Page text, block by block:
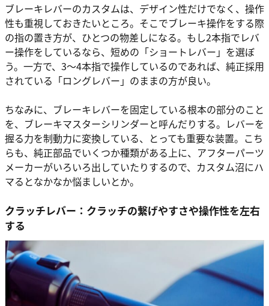
ブレーキレバーのカスタムは、デザイン性だけでなく、操作
性も重視しておきたいところ。そこでブレーキ操作をする際
の指の置き方が、ひとつの物差しになる。もし2本指でレバ
ー操作をしているなら、短めの「ショートレバー」を選ぼ
う。一方で、3～4本指で操作しているのであれば、純正採用
されている「ロングレバー」のままの方が良い。
ちなみに、ブレーキレバーを固定している根本の部分のこと
を、ブレーキマスターシリンダーと呼んだりする。レバーを
握る力を制動力に変換している、とっても重要な装置。こち
らも、純正部品でいくつか種類がある上に、アフターパーツ
メーカーがいろいろ出していたりするので、カスタム沼にハ
マるとなかなか悩ましいとか。
クラッチレバー：クラッチの繋げやすさや操作性を左右
する